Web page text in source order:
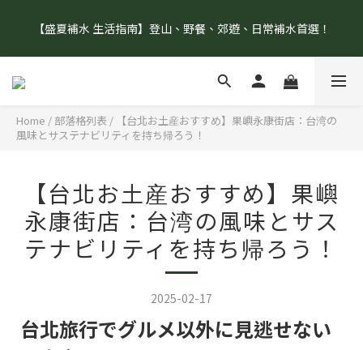
【盛夏補水 生活指南】登山、野餐、郊遊、日常補水首選！
折優惠呦！】點我註冊去！
【盛夏補水 生活指南】登山、野餐、郊遊、日常補水首選！
Home / 部落格列表 /
【台北お土産おすすめ】果嶼永康街店：台湾の
風味とサステナビリティを持ち帰ろう！
【台北お土産おすすめ】果嶼
永康街店：台湾の風味とサス
テナビリティを持ち帰ろう！
2025-02-17
台北旅行でグルメ以外に見逃せない